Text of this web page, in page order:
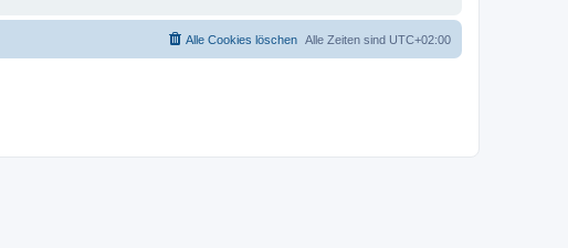
Alle Zeiten sind UTC+02:00
Alle Cookies löschen